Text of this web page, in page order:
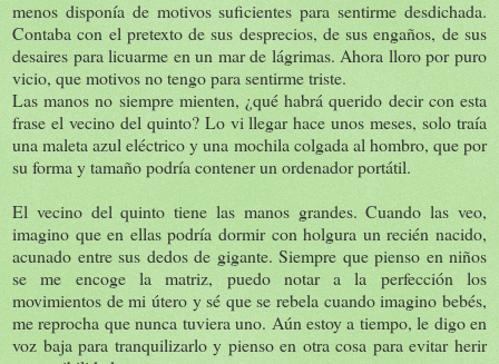
menos disponía de motivos suficientes para sentirme desdichada.
Contaba con el pretexto de sus desprecios, de sus engaños, de sus
desaires para licuarme en un mar de lágrimas. Ahora lloro por puro
vicio, que motivos no tengo para sentirme triste.
Las manos no siempre mienten, ¿qué habrá querido decir con esta
frase el vecino del quinto? Lo vi llegar hace unos meses, solo traía
una maleta azul eléctrico y una mochila colgada al hombro, que por
su forma y tamaño podría contener un ordenador portátil.
El vecino del quinto tiene las manos grandes. Cuando las veo,
imagino que en ellas podría dormir con holgura un recién nacido,
acunado entre sus dedos de gigante. Siempre que pienso en niños
se me encoge la matriz, puedo notar a la perfección los
movimientos de mi útero y sé que se rebela cuando imagino bebés,
me reprocha que nunca tuviera uno. Aún estoy a tiempo, le digo en
voz baja para tranquilizarlo y pienso en otra cosa para evitar herir